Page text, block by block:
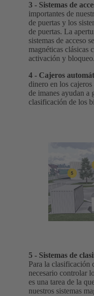
3 - Sistemas de
importantes de
de puertas y los
de puertas. La
sistemas de acceso
magnéticas clásicas
activación y bloqueo.
4 - Cajeros
dinero en los cajeros
de imanes ayudan a
clasificación de los
5 - Sistemas de
Para la clasificación
necesario controlar
es una tarea de la
nuestros sistemas